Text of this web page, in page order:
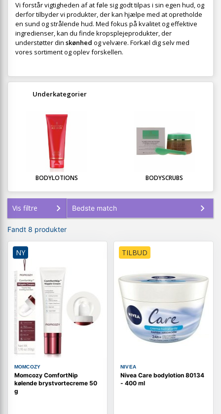
Vi forstår vigtigheden af at føle sig godt tilpas i sin egen hud, og
derfor tilbyder vi produkter, der kan hjælpe med at opretholde
en sund og strålende hud. Med fokus på kvalitet og effektive
ingredienser, kan du finde kropsplejeprodukter, der
understøtter din skønhed og velvære. Forkæl dig selv med
vores sortiment og oplev forskellen.
Underkategorier
BODYLOTIONS BODYSCRUBS
Vis filtre
Fandt 8 produkter
NY
MOMCOZY
Momcozy ComfortNip
kølende brystvortecreme 50
g
TILBUD
NIVEA
Nivea Care bodylotion 80134
- 400 ml